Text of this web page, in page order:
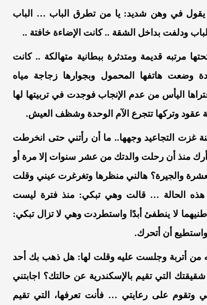
يقول في وهن شديد:يا منتطرق الباب …
الباب
الباب ودلفت بداخل الشقة ..كانت الإضاءة خافتة ..
مرتبه قديمة ومتدثرة ببطانية متهالكة ..كانت
وضعت هاتفها المحمول وبجوارها زجاجة مياه
اليأس من عدم الإنجابفوجدت في تربيتها لها
عقود وتركها تتجرع لآم الوحدة وشظف العيش.
غزت التجاعيد وجهها.. ما أن رأتني حتى
انخرطت
أرك منذ أن رحلت والدتك من عشر سنوات لا مرة أو
والجيرة؟ هالني منظرها وتغرغرت عيني وقلت
هذه الحالة … قالت وهي تبكي: منذ فترة ليست
لا ينطفئ أبدًا واستطردت وهي لا تزال تبكي:
واستطيع أن أتحرك.
من أتربة وجلست عليه وقلت لها:هل ذهب بك حد
شقيقتك التي تقيم بالإسكندرية عن حالتك؟
اجابتني
وتقومعلى رعايتي …فأنت تعرفها، التي تقيم